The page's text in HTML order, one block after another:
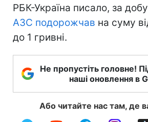
РБК-Україна писало, за добу
АЗС подорожчав на суму
до 1 гривні.
Не пропустіть головне!
наші оновлення в
Або читайте нас там, де